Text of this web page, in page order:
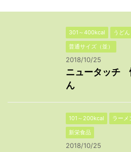
301～400kcal うどん
普通サイズ（並）
2018/10/25
ニュータッチ
ん
101～200kcal ラーメ
新栄食品
2018/10/25